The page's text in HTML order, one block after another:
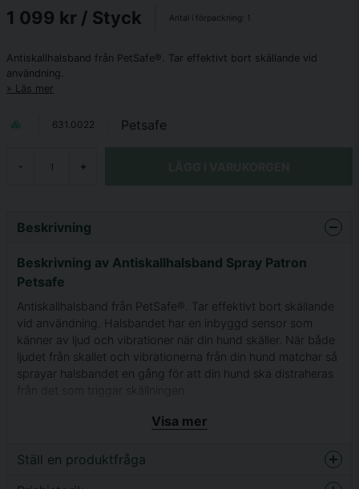
1 099 kr / Styck Antal i förpackning: 1
Antiskallhalsband från PetSafe®. Tar effektivt bort skällande vid
användning.
Läs mer
631.0022 Petsafe
- +
Beskrivning
Beskrivning av Antiskallhalsband Spray Patron
Petsafe
Antiskallhalsband från PetSafe®. Tar effektivt bort skällande
vid användning. Halsbandet har en inbyggd sensor som
känner av ljud och vibrationer när din hund skäller. När både
ljudet från skallet och vibrationerna från din hund matchar så
sprayar halsbandet en gång för att din hund ska distraheras
från det som triggar skällningen.
Det finns spraypatroner som är helt doftfria eller med
stöter på och därför blir den en ytterligare distraktion för din
hund. Bägge sprayerna är helt säkra att användas på din
hund och distraherar från skall båda två. I längden kommer
Visa mer
Ställ en produktfråga